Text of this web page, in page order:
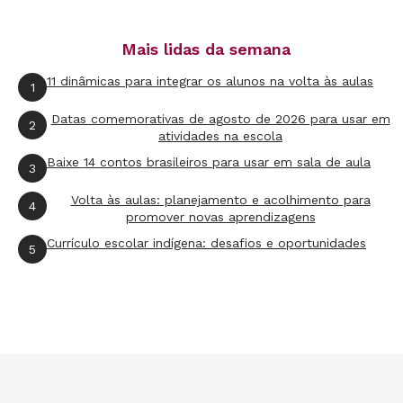
mais pessoas do que precisamos", diz José
Marcelino de Rezende Pinto, professor da
Faculdade de Educação da Universidade de São
Paulo (USP). O problema é que grande parte dos
formados não se sente atraída pela profissão e
muda de área. "É preciso tornar a carreira
atrativa e oferecer melhores condições de
trabalho para que eles queiram exercer a
docência", afirma.
Mais lidas da semana
1 11 dinâmicas para integrar os alunos na volta às aulas
2
Datas comemorativas de agosto de 2026 para usar em
atividades na escola
3 Baixe 14 contos brasileiros para usar em sala de aula
4
Volta às aulas: planejamento e acolhimento para
promover novas aprendizagens
5 Currículo escolar indígena: desafios e oportunidades